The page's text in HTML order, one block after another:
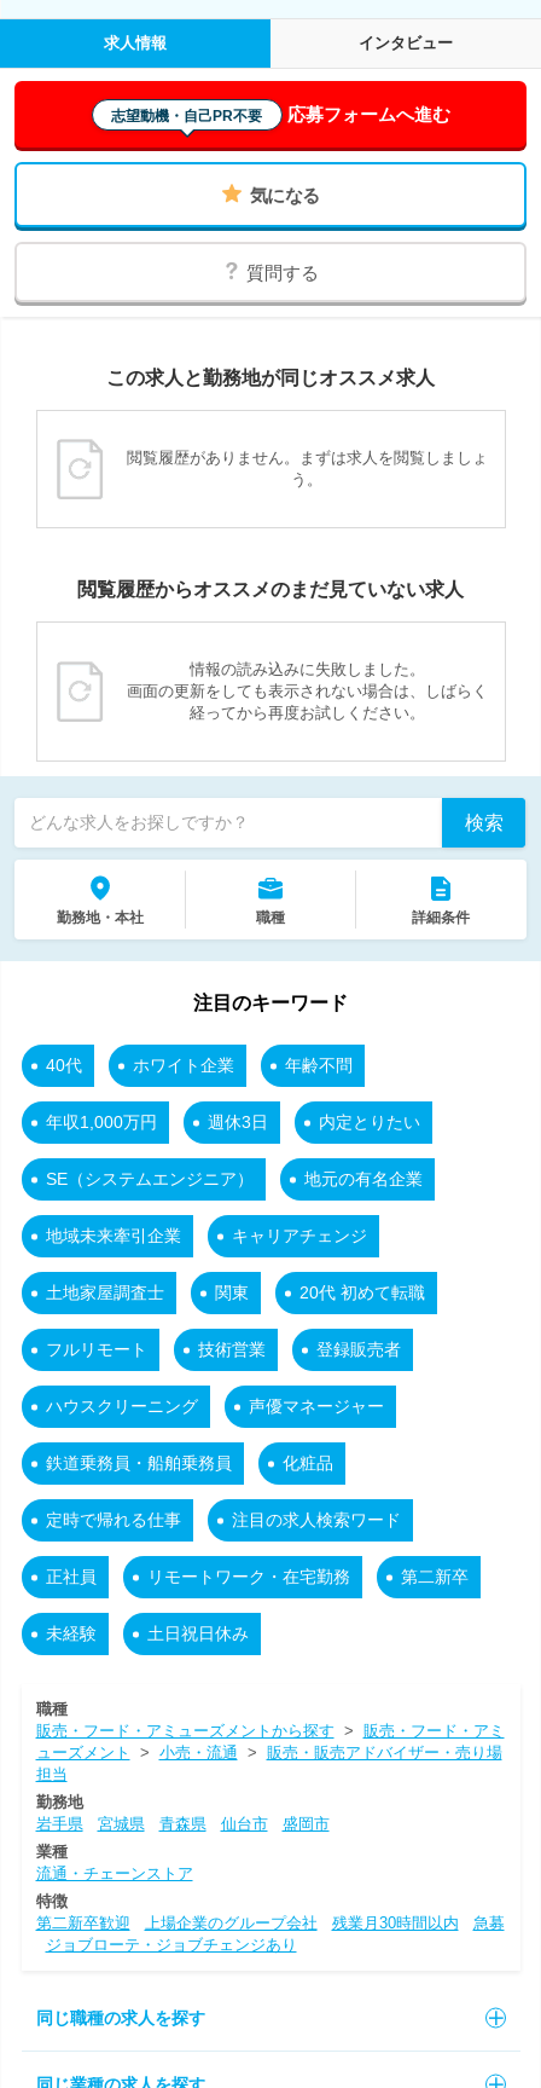
求人情報 インタビュー
志望動機・自己PR不要 応募フォームへ進む
気になる
質問する
この求人と勤務地が同じオススメ求人
閲覧履歴がありません。まずは求人を閲覧しましょ
う。
閲覧履歴からオススメのまだ見ていない求人
情報の読み込みに失敗しました。
画面の更新をしても表示されない場合は、しばらく
経ってから再度お試しください。
どんな求人をお探しですか？ 検索
勤務地・本社 職種 詳細条件
注目のキーワード
40代 ホワイト企業 年齢不問
年収1,000万円 週休3日 内定とりたい
SE（システムエンジニア） 地元の有名企業
地域未来牽引企業 キャリアチェンジ
土地家屋調査士 関東 20代 初めて転職
フルリモート 技術営業 登録販売者
ハウスクリーニング 声優マネージャー
鉄道乗務員・船舶乗務員 化粧品
定時で帰れる仕事 注目の求人検索ワード
正社員 リモートワーク・在宅勤務 第二新卒
未経験 土日祝日休み
職種
販売・フード・アミューズメントから探す > 販売・フード・アミ
ューズメント
> 小売・流通 > 販売・販売アドバイザー・売り場
担当
勤務地
岩手県
宮城県 青森県 仙台市
盛岡市
業種
流通・チェーンストア
特徴
第二新卒歓迎
上場企業のグループ会社 残業月30時間以内
急募
ジョブローテ・ジョブチェンジあり
同じ職種の求人を探す